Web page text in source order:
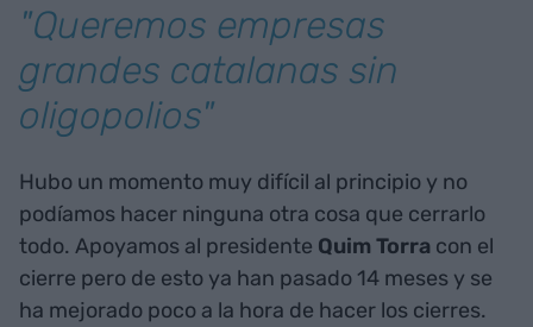
"Queremos empresas
grandes catalanas sin
oligopolios"
Hubo un momento muy difícil al principio y no
podíamos hacer ninguna otra cosa que cerrarlo
todo. Apoyamos al presidente Quim Torra con el
cierre pero de esto ya han pasado 14 meses y se
ha mejorado poco a la hora de hacer los cierres.